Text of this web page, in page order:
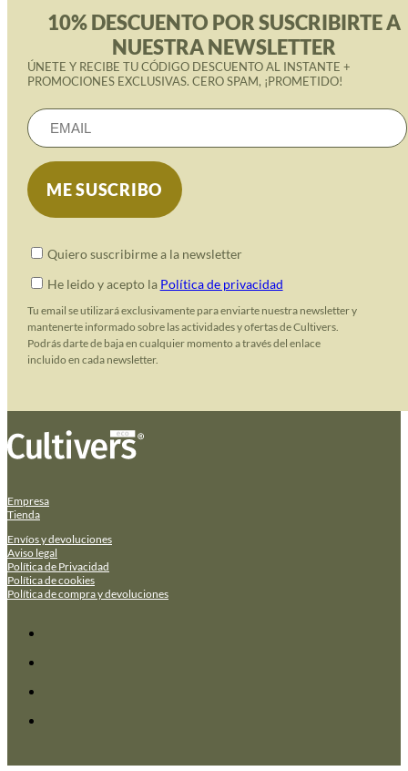
10% DESCUENTO POR SUSCRIBIRTE A
NUESTRA NEWSLETTER
ÚNETE Y RECIBE TU CÓDIGO DESCUENTO AL INSTANTE +
PROMOCIONES EXCLUSIVAS. CERO SPAM, ¡PROMETIDO!
Quiero suscribirme a la newsletter
He leido y acepto la Política de privacidad
Tu email se utilizará exclusivamente para enviarte nuestra newsletter y
mantenerte informado sobre las actividades y ofertas de Cultivers.
Podrás darte de baja en cualquier momento a través del enlace
incluido en cada newsletter.
Empresa
Tienda
Envíos y devoluciones
Aviso legal
Política de Privacidad
Política de cookies
Política de compra y devoluciones